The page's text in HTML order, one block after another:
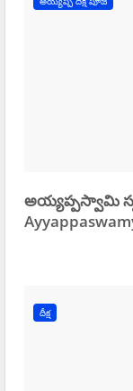
అయ్యప్పస్వామి
దీక్ష